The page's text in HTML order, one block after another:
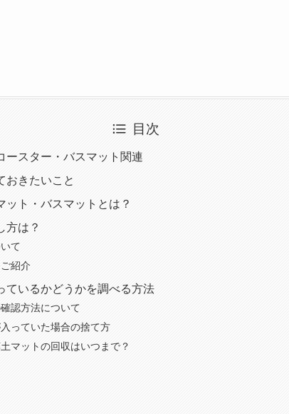
目次
ースター・バスマット関連
おきたいこと
ット・バスマットとは？
方は？
て
紹介
ているかどうかを調べる方法
認方法について
っていた場合の捨て方
マットの回収はいつまで？